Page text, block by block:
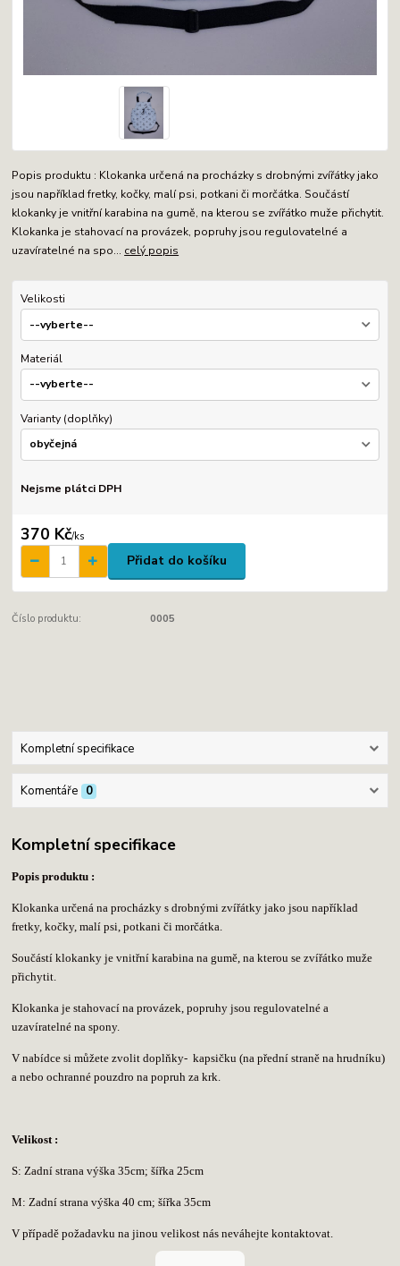
Popis produktu : Klokanka určená na procházky s drobnými zvířátky jako
jsou například fretky, kočky, malí psi, potkani či morčátka. Součástí
klokanky je vnitřní karabina na gumě, na kterou se zvířátko muže přichytit.
Klokanka je stahovací na provázek, popruhy jsou regulovatelné a
uzavíratelné na spo... celý popis
Velikosti
Materiál
Varianty (doplňky)
Nejsme plátci DPH
370 Kč/ks
Přidat do košíku
Číslo produktu: 0005
Kompletní specifikace
Komentáře 0
Kompletní specifikace
Popis produktu :
Klokanka určená na procházky s drobnými zvířátky jako jsou například
fretky, kočky, malí psi, potkani či morčátka.
Součástí klokanky je vnitřní karabina na gumě, na kterou se zvířátko muže
přichytit.
Klokanka je stahovací na provázek, popruhy jsou regulovatelné a
uzavíratelné na spony.
V nabídce si můžete zvolit doplňky- kapsičku (na přední straně na hrudníku)
a nebo ochranné pouzdro na popruh za krk.
Velikost :
S: Zadní strana výška 35cm; šířka 25cm
M: Zadní strana výška 40 cm; šířka 35cm
V případě požadavku na jinou velikost nás neváhejte kontaktovat.